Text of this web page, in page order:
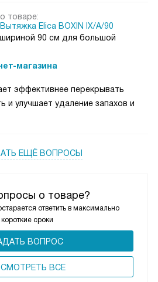
о товаре?
ответить в максимально
короткие сроки
ВОПРОС
ВСЕ
о товаре:
Вытяжка Elica BOXIN IX/A/90
90 см для большой
магазина
эффективнее перекрывать
и улучшает удаление запахов и
ЕЩЁ ВОПРОСЫ